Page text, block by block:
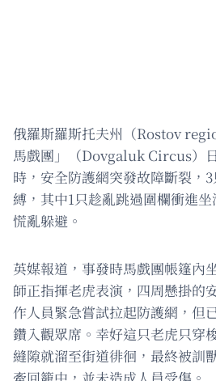
俄羅斯羅斯托夫州（Rostov
馬戲團」（Dovgaluk Circus）
時，安全防護網突發故障斷裂，
縛，其中1只趁亂跳過圍欄衝進
慌亂躲避。
英媒報道，事發時馬戲團帳篷內
師正指揮老虎表演，四周懸掛的
作人員緊急嘗試拉起防護網，但
鑽入觀眾席。幸好這只老虎只穿
縫隙就溜至街道徘徊，最終被訓